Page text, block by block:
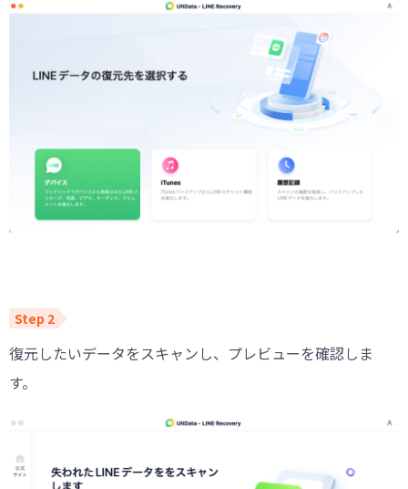
復元したいデータをスキャンし、プレビューを確認しま
す。